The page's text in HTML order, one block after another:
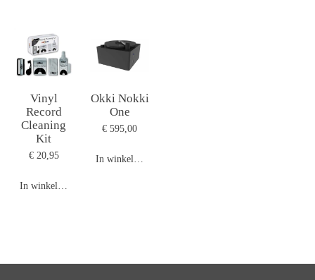
Vinyl
Record
Cleaning
Kit
€ 20,95
In winkelwagen
Okki Nokki
One
€ 595,00
In winkelwagen